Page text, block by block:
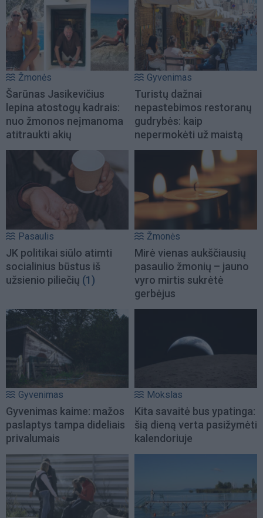
Žmonės
Šarūnas Jasikevičius
lepina atostogų kadrais:
nuo žmonos neįmanoma
atitraukti akių
Gyvenimas
Turistų dažnai
nepastebimos restoranų
gudrybės: kaip
nepermokėti už maistą
Pasaulis
JK politikai siūlo atimti
socialinius būstus iš
užsienio piliečių (1)
Žmonės
Mirė vienas aukščiausių
pasaulio žmonių – jauno
vyro mirtis sukrėtė
gerbėjus
Gyvenimas
Gyvenimas kaime: mažos
paslaptys tampa dideliais
privalumais
Mokslas
Kita savaitė bus ypatinga:
šią dieną verta pasižymėti
kalendoriuje